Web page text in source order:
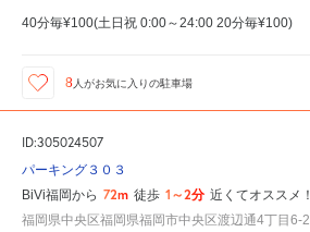
40分毎¥100(土日祝 0:00～24:00 20分毎¥100)
8 人がお気に入りの駐車場
ID:305024507
パーキング３０３
BiVi福岡から 72m 徒歩 1～2分 近くてオススメ！
福岡県中央区福岡県福岡市中央区渡辺通4丁目6-2